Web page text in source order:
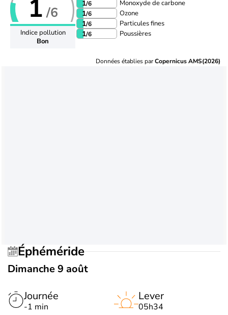
1 /6
Indice pollution
Bon
1/6 Monoxyde de carbone
1/6 Ozone
1/6 Particules fines
1/6 Poussières
Données établies parCopernicus AMS(2026)
Éphéméride
Dimanche 9 août
Journée
-1 min
Lever
05h34